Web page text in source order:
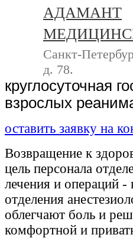
АДАМАНТ
Санкт-
д. 78.
круглосуточная
взрослых
оставить заявку на
Возвращение к
цель персонала
лечения и операций
отделения
облегчают боль и
комфортной и